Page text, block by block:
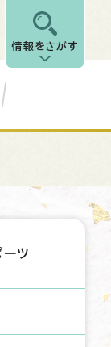
情報をさがす
ーツ